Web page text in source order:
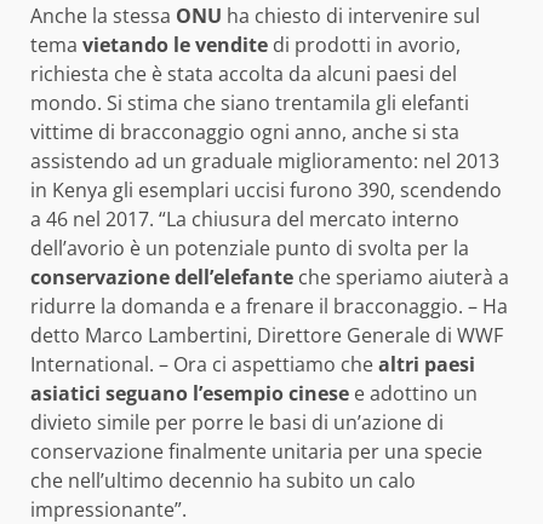
Anche la stessa ONU ha chiesto di intervenire sul
tema vietando le vendite di prodotti in avorio,
richiesta che è stata accolta da alcuni paesi del
mondo. Si stima che siano trentamila gli elefanti
vittime di bracconaggio ogni anno, anche si sta
assistendo ad un graduale miglioramento: nel 2013
in Kenya gli esemplari uccisi furono 390, scendendo
a 46 nel 2017. “La chiusura del mercato interno
dell’avorio è un potenziale punto di svolta per la
conservazione dell’elefante che speriamo aiuterà a
ridurre la domanda e a frenare il bracconaggio. – Ha
detto Marco Lambertini, Direttore Generale di WWF
International. – Ora ci aspettiamo chealtri paesi
asiatici seguano l’esempio cinese e adottino un
divieto simile per porre le basi di un’azione di
conservazione finalmente unitaria per una specie
che nell’ultimo decennio ha subito un calo
impressionante”.